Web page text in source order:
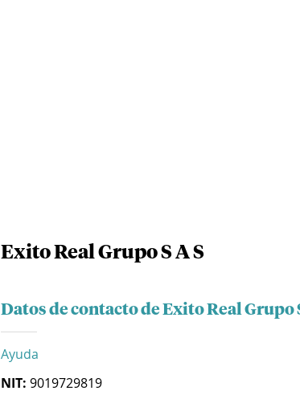
Exito Real Grupo S A S
Datos de contacto de Exito Real Grupo
Ayuda
NIT: 9019729819